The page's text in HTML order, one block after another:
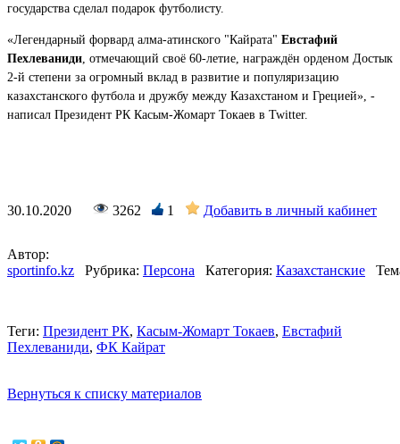
государства сделал подарок футболисту.
«Легендарный форвард алма-атинского "Кайрата" Евстафий
Пехлеваниди , отмечающий своё 60-летие, награждён орденом Достык
2-й степени за огромный вклад в развитие и популяризацию
казахстанского футбола и дружбу между Казахстаном и Грецией», -
написал Президент РК Касым-Жомарт Токаев в Twitter.
30.10.2020 3262 1 Добавить в личный кабинет
Автор:
sportinfo.kz
Рубрика: Персона Категория: Казахстанские
Теги: Президент РК, Касым-Жомарт Токаев, Евстафий
Пехлеваниди, ФК Кайрат
Вернуться к списку материалов